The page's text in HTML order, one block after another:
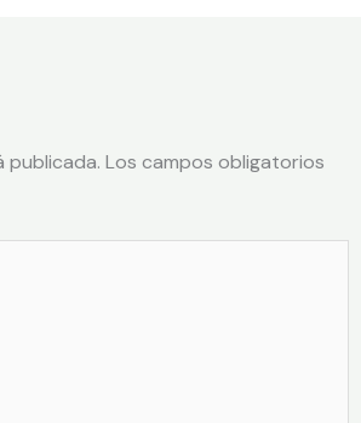
publicada. Los campos obligatorios